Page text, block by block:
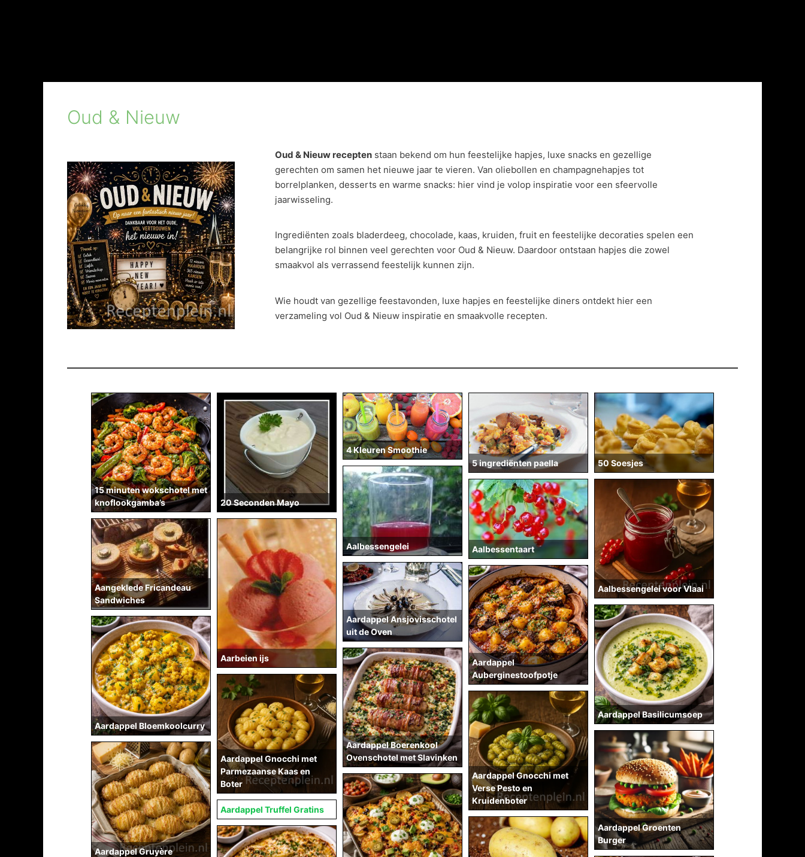
Oud & Nieuw
Oud & Nieuw recepten staan bekend om hun feestelijke hapjes, luxe snacks en gezellige
gerechten om samen het nieuwe jaar te vieren. Van oliebollen en champagnehapjes tot
borrelplanken, desserts en warme snacks: hier vind je volop inspiratie voor een sfeervolle
jaarwisseling.
Ingrediënten zoals bladerdeeg, chocolade, kaas, kruiden, fruit en feestelijke decoraties spelen een
belangrijke rol binnen veel gerechten voor Oud & Nieuw. Daardoor ontstaan hapjes die zowel
smaakvol als verrassend feestelijk kunnen zijn.
Wie houdt van gezellige feestavonden, luxe hapjes en feestelijke diners ontdekt hier een
verzameling vol Oud & Nieuw inspiratie en smaakvolle recepten.
15 minuten wokschotel met
knoflookgamba’s
20 Seconden Mayo
4 Kleuren Smoothie
5 ingrediënten paella
50 Soesjes
Aalbessengelei
Aalbessengelei voor Vlaai
Aalbessentaart
Aangeklede Fricandeau
Sandwiches
Aarbeien ijs
Aardappel Ansjovisschotel
uit de Oven
Aardappel
Auberginestoofpotje
Aardappel Basilicumsoep
Aardappel Bloemkoolcurry
Aardappel Boerenkool
Ovenschotel met Slavinken
Aardappel Gnocchi met
Parmezaanse Kaas en
Boter
Aardappel Gnocchi met
Verse Pesto en
Kruidenboter
Aardappel Groenten
Burger
Aardappel Gruyère
Aardappel Truffel Gratins